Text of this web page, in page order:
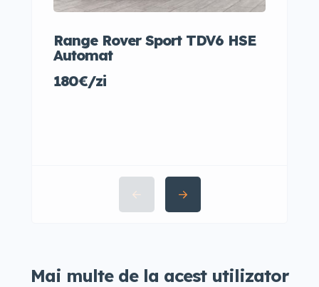
Range Rover Sport TDV6 HSE
Automat
180€/zi
Mai multe de la acest utilizator